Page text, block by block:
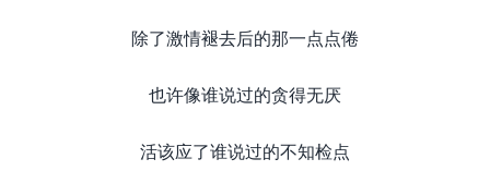
除了激情褪去后的那一点点倦
也许像谁说过的贪得无厌
活该应了谁说过的不知检点